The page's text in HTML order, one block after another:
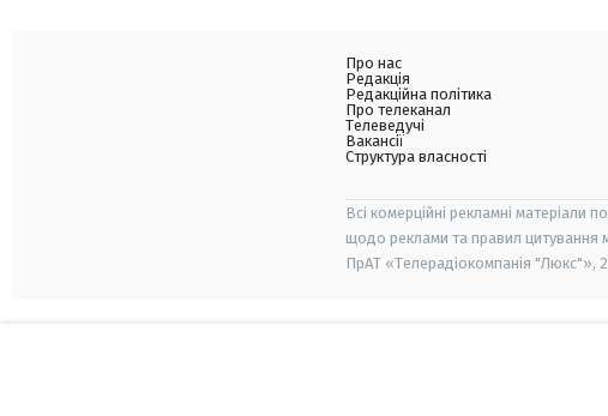
Про нас
Редакція
Редакційна політика
Про телеканал
Телеведучі
Вакансії
Структура власності
Всі комерційні рекламні матеріали
щодо реклами та правил цитування
ПрАТ «Телерадіокомпанія "Люкс"»,